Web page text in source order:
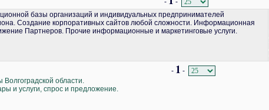
-
-
базы организаций и индивидуальных предпринимателей
Создание корпоративных сайтов любой сложности. Информационная
Партнеров. Прочие информационные и маркетинговые услуги.
- 1 -
Волгоградской области.
и услуги, спрос и предложение.